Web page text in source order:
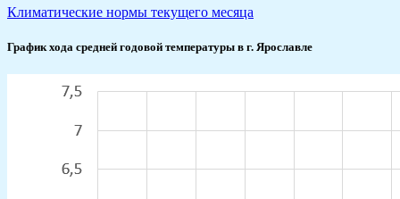
Климатические нормы текущего месяца
График хода средней годовой температуры в г. Ярославле